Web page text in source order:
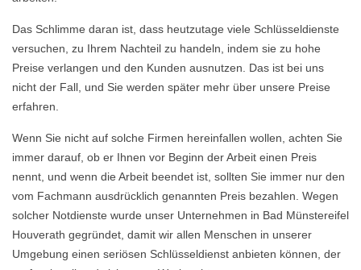
Das Schlimme daran ist, dass heutzutage viele Schlüsseldienste
versuchen, zu Ihrem Nachteil zu handeln, indem sie zu hohe
Preise verlangen und den Kunden ausnutzen. Das ist bei uns
nicht der Fall, und Sie werden später mehr über unsere Preise
erfahren.
Wenn Sie nicht auf solche Firmen hereinfallen wollen, achten Sie
immer darauf, ob er Ihnen vor Beginn der Arbeit einen Preis
nennt, und wenn die Arbeit beendet ist, sollten Sie immer nur den
vom Fachmann ausdrücklich genannten Preis bezahlen. Wegen
solcher Notdienste wurde unser Unternehmen in Bad Münstereifel
Houverath gegründet, damit wir allen Menschen in unserer
Umgebung einen seriösen Schlüsseldienst anbieten können, der